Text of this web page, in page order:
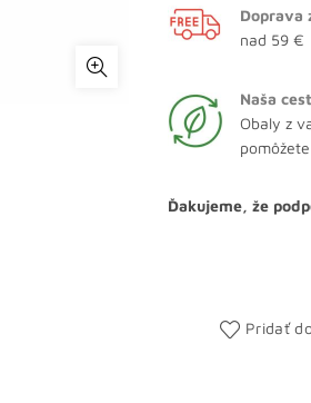
Doprava
nad 59 €
Naša
Obaly z
Ďakujeme, že
Pridať